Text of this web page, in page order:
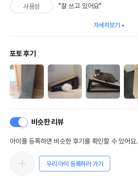
사용성 "잘 쓰고 있어요"
자세히보기
포토 후기
비슷한 리뷰
아이를 등록하면 비슷한 후기를 확인할 수 있어요.
우리 아이 등록하러 가기